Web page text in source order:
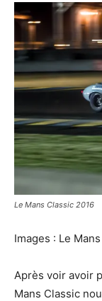
Le Mans Classic 2016
Images : Le
Après voir avoir
Mans Classic